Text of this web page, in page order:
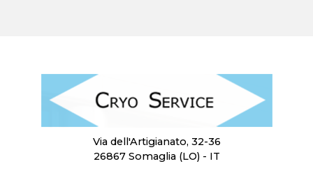
Via dell'Artigianato, 32-36
26867 Somaglia (LO) - IT